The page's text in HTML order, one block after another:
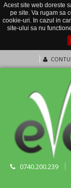
Acest site web doreste
pe site. Va rugam sa
cookie-uri. In cazul in
site-ului sa nu
0740.200.239